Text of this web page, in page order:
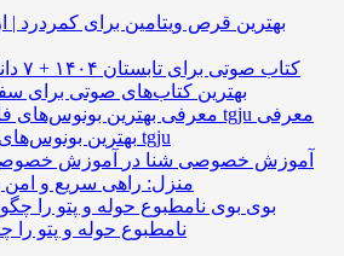
بهترین قرص ویتامین برای کمردرد |
۷ کتاب صوتی برای تابستان ۱۴۰۴ +
بهترین کتاب‌های صوتی برای
معرفی
بهترین بونوس‌های فارکس در سایت tgju
آموزش خصوصی شنا در
منزل: راهی سریع و امن
بوی
نامطبوع حوله و پتو را